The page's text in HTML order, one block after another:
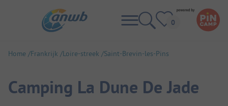
Home Frankrijk Loire-streek Saint-Brevin-les-Pins
Camping La Dune De Jade